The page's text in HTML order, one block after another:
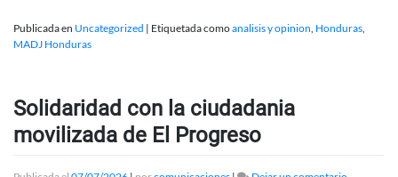
Publicada en Uncategorized | Etiquetada comoanalisis y opinion Honduras
MADJ Honduras
Solidaridad con la ciudadania
movilizada de El Progreso